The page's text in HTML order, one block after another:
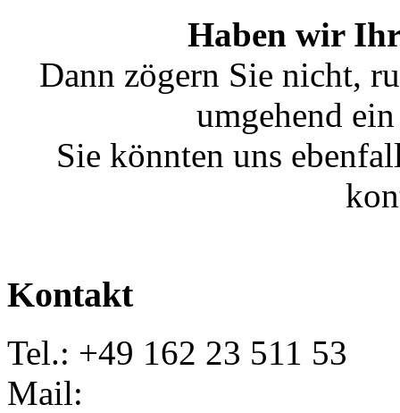
Haben wir Ihr
Dann zögern Sie nicht,
umgehend
Sie könnten uns
Kontakt
Tel.: +49 162 23 511 53
Mail: